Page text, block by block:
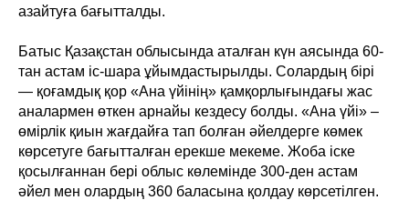
азайтуға бағытталды.
Батыс Қазақстан облысында аталған күн аясында 60-
тан астам іс-шара ұйымдастырылды. Солардың бірі
— қоғамдық қор «Ана үйінің» қамқорлығындағы жас
аналармен өткен арнайы кездесу болды. «Ана үйі» –
өмірлік қиын жағдайға тап болған әйелдерге көмек
көрсетуге бағытталған ерекше мекеме. Жоба іске
қосылғаннан бері облыс көлемінде 300-ден астам
әйел мен олардың 360 баласына қолдау көрсетілген.